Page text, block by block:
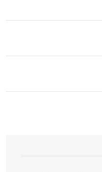
الهندسية التي ارتبطت
ومصر خاصة، حيث يحرص
الواجهات